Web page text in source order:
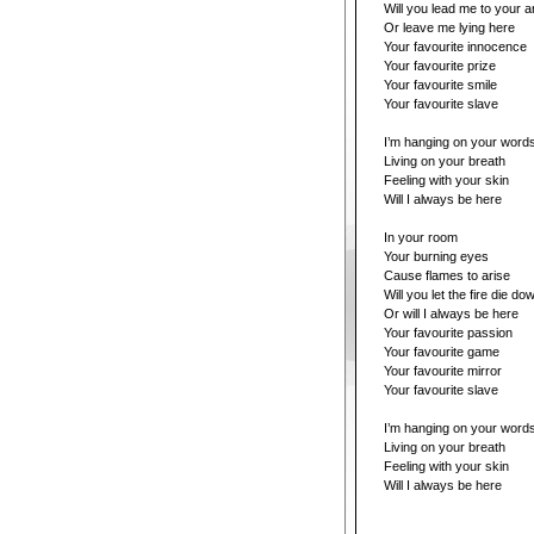
Will you lead me to your
Or leave me lying here
Your favourite innocence
Your favourite prize
Your favourite smile
Your favourite slave
I’m hanging on your words
Living on your breath
Feeling with your skin
Will I always be here
In your room
Your burning eyes
Cause flames to arise
Will you let the fire die
Or will I always be here
Your favourite passion
Your favourite game
Your favourite mirror
Your favourite slave
I’m hanging on your words
Living on your breath
Feeling with your skin
Will I always be here